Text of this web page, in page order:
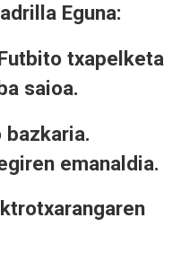
Eguna:
txapelketa
saioa.
bazkaria.
emanaldia.